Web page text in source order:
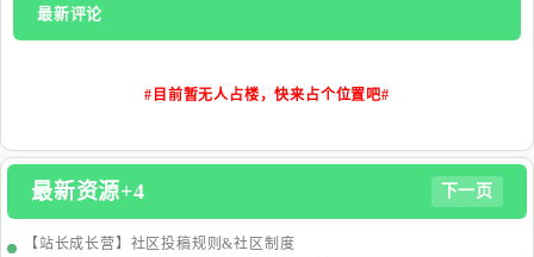
最新评论
#目前暂无人占楼，快来占个位置吧#
最新资源+4 下一页
【站长成长营】社区投稿规则&社区制度